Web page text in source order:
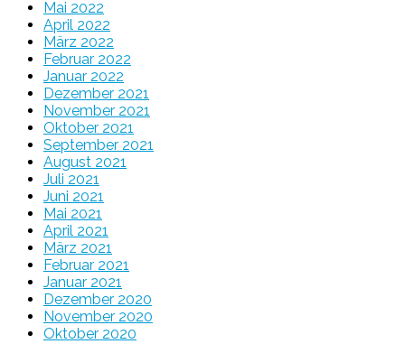
Mai 2022
April 2022
März 2022
Februar 2022
Januar 2022
Dezember 2021
November 2021
Oktober 2021
September 2021
August 2021
Juli 2021
Juni 2021
Mai 2021
April 2021
März 2021
Februar 2021
Januar 2021
Dezember 2020
November 2020
Oktober 2020